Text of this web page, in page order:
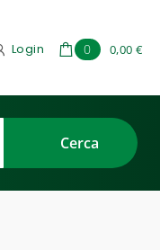
Login 0 0,00 €